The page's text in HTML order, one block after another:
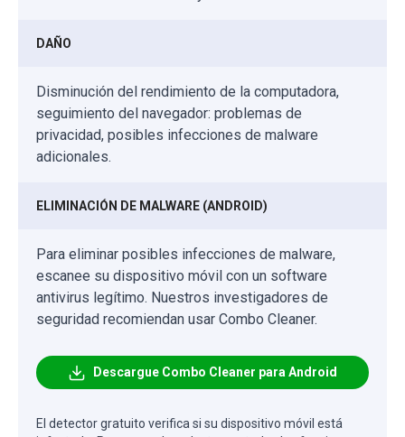
DAÑO
Disminución del rendimiento de la computadora,
seguimiento del navegador: problemas de
privacidad, posibles infecciones de malware
adicionales.
ELIMINACIÓN DE MALWARE (ANDROID)
Para eliminar posibles infecciones de malware,
escanee su dispositivo móvil con un software
antivirus legítimo. Nuestros investigadores de
seguridad recomiendan usar Combo Cleaner.
Descargue Combo Cleaner para Android
El detector gratuito verifica si su dispositivo móvil está